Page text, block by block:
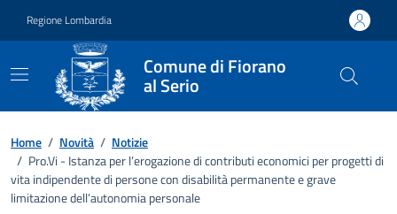
Regione Lombardia
Comune di Fiorano
al Serio
Home / Novità / Notizie
/ Pro.Vi - Istanza per l’erogazione di contributi economici per progetti di
vita indipendente di persone con disabilità permanente e grave
limitazione dell’autonomia personale